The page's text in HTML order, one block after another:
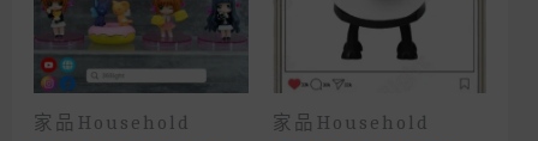
家品household 家品household